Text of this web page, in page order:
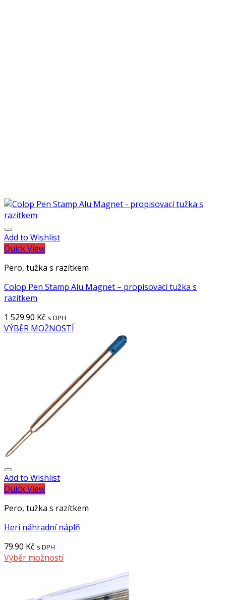
Add to Wishlist
Quick View
Pero, tužka s razítkem
Colop Pen Stamp Alu Magnet – propisovací tužka s
razítkem
1 529.90 Kč s DPH
VÝBĚR MOŽNOSTÍ
Add to Wishlist
Quick View
Pero, tužka s razítkem
Heri náhradní náplň
79.90 Kč s DPH
Výběr možností